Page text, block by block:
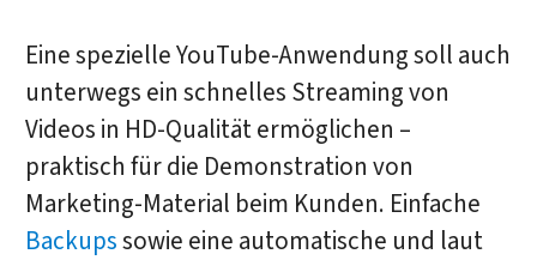
Eine spezielle YouTube-Anwendung soll auch
unterwegs ein schnelles Streaming von
Videos in HD-Qualität ermöglichen –
praktisch für die Demonstration von
Marketing-Material beim Kunden. Einfache
Backupssowie eine automatische und laut